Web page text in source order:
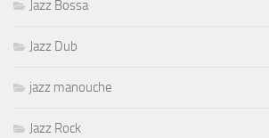
Jazz Bossa
Jazz Dub
jazz manouche
Jazz Rock